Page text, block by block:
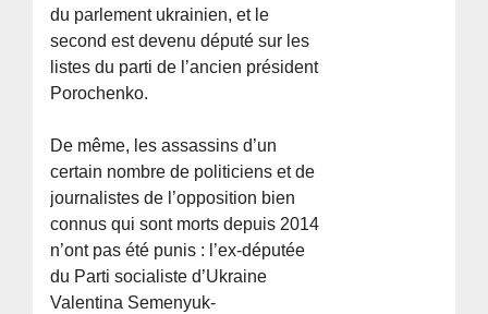
du parlement ukrainien, et le
second est devenu député sur les
listes du parti de l’ancien président
Porochenko.
De même, les assassins d’un
certain nombre de politiciens et de
journalistes de l’opposition bien
connus qui sont morts depuis 2014
n’ont pas été punis : l’ex-députée
du Parti socialiste d’Ukraine
Valentina Semenyuk-